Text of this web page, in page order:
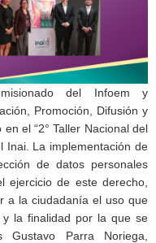
del Infoem y
Promoción, Difusión y
el “2° Taller Nacional del
Inai. La implementación de
de datos personales
ejercicio de este derecho,
a la ciudadanía el uso que
la finalidad por la que se
Parra Noriega,